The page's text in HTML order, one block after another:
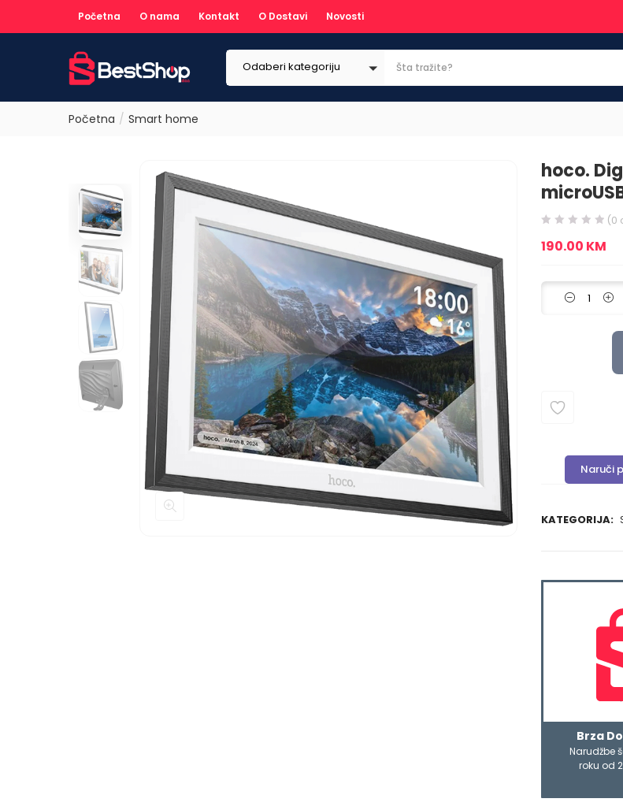
Početna O nama Kontakt O Dostavi Novosti
Odaberi kategoriju
Početna Smart home
hoco.
(0
190.00 KM
Naruči
KATEGORIJA:
Brza
Narudžbe
roku od